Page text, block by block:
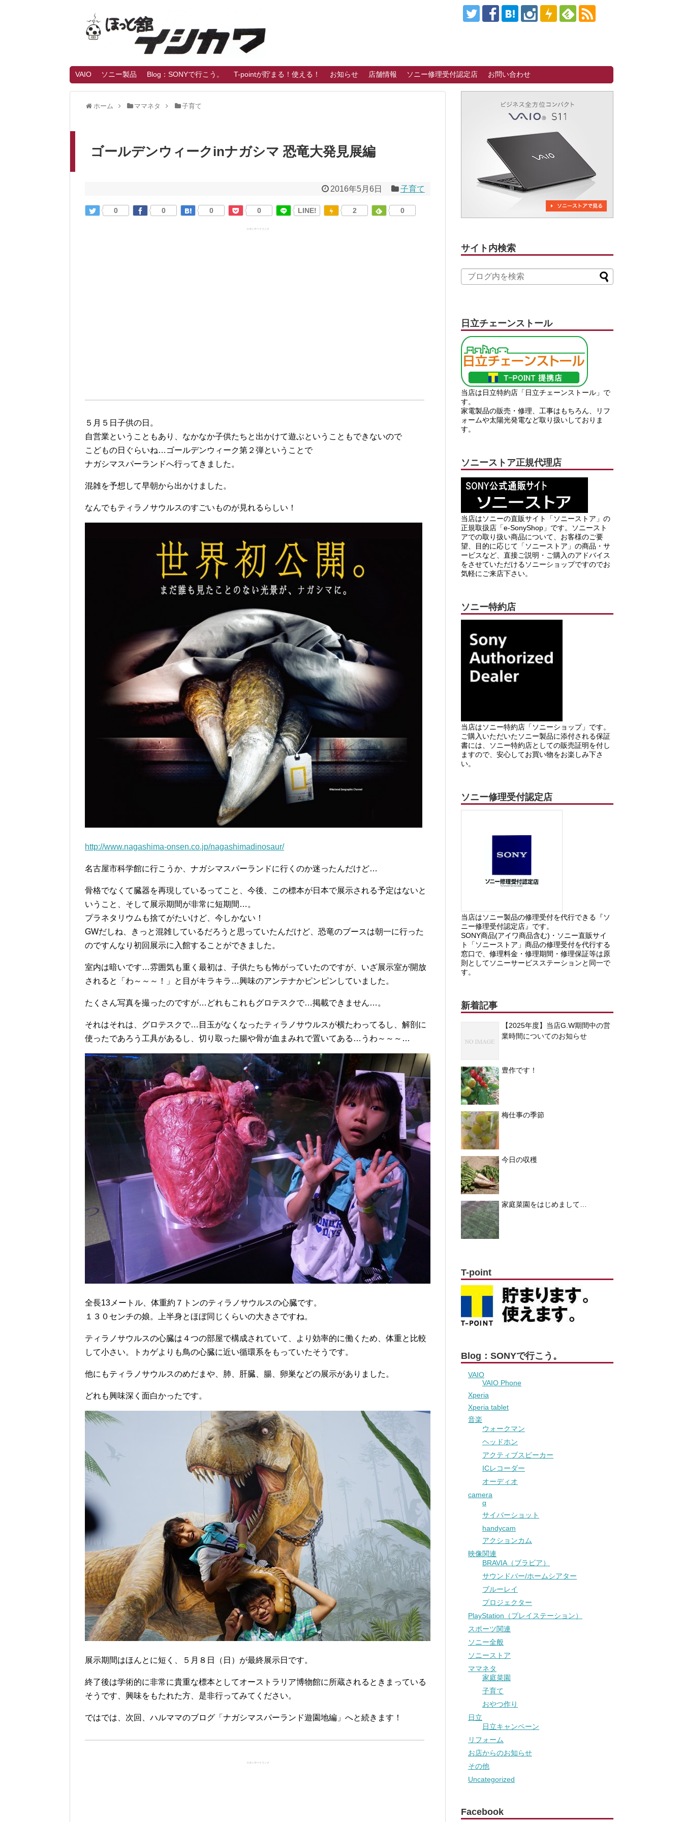
VAIO ソニー製品 Blog：SONYで行こう。 T-pointが貯まる！使える！ お知らせ 店舗情報 ソニー修理受付認定店 お問い合わせ
ホーム ママネタ 子育て
ゴールデンウィークinナガシマ 恐竜大発見展編
2016年5月6日 子育て
0 0 0 0 LINE! 2 0
スポンサードリンク
５月５日子供の日。
自営業ということもあり、なかなか子供たちと出かけて遊ぶということもできないので
こどもの日ぐらいね…ゴールデンウィーク第２弾ということで
ナガシマスパーランドへ行ってきました。
混雑を予想して早朝から出かけました。
なんでもティラノサウルスのすごいものが見れるらしい！
http://www.nagashima-onsen.co.jp/nagashimadinosaur/
名古屋市科学館に行こうか、ナガシマスパーランドに行くのか迷ったんだけど…
骨格でなくて臓器を再現しているってこと、今後、この標本が日本で展示される予定はないと
いうこと、そして展示期間が非常に短期間…。
プラネタリウムも捨てがたいけど、今しかない！
GWだしね、きっと混雑しているだろうと思っていたんだけど、恐竜のブースは朝一に行った
のですんなり初回展示に入館することができました。
室内は暗いです…雰囲気も重く最初は、子供たちも怖がっていたのですが、いざ展示室が開放
されると「わ～～～！」と目がキラキラ…興味のアンテナかピンピンしていました。
たくさん写真を撮ったのですが…どれもこれもグロテスクで…掲載できません…。
それはそれは、グロテスクで…目玉がなくなったティラノサウルスが横たわってるし、解剖に
使ったであろう工具があるし、切り取った腸や骨が血まみれで置いてある…うわ～～～…
全長13メートル、体重約７トンのティラノサウルスの心臓です。
１３０センチの娘。上半身とほぼ同じくらいの大きさですね。
ティラノサウルスの心臓は４つの部屋で構成されていて、より効率的に働くため、体重と比較
して小さい。トカゲよりも鳥の心臓に近い循環系をもっていたそうです。
他にもティラノサウルスのめだまや、肺、肝臓、腸、卵巣などの展示がありました。
どれも興味深く面白かったです。
展示期間はほんとに短く、５月８日（日）が最終展示日です。
終了後は学術的に非常に貴重な標本としてオーストラリア博物館に所蔵されるときまっている
そうです、興味をもたれた方、是非行ってみてください。
ではでは、次回、ハルママのブログ「ナガシマスパーランド遊園地編」へと続きます！
スポンサードリンク
サイト内検索
日立チェーンストール
当店は日立特約店「日立チェーンストール」で
す。
家電製品の販売・修理、工事はもちろん、リフ
ォームや太陽光発電など取り扱いしておりま
す。
ソニーストア正規代理店
当店はソニーの直販サイト「ソニーストア」の
正規取扱店「e-SonyShop」です。ソニースト
アでの取り扱い商品について、お客様のご要
望、目的に応じて「ソニーストア」の商品・サ
ービスなど、直接ご説明・ご購入のアドバイス
をさせていただけるソニーショップですのでお
気軽にご来店下さい。
ソニー特約店
当店はソニー特約店「ソニーショップ」です。
ご購入いただいたソニー製品に添付される保証
書には、ソニー特約店としての販売証明を付し
ますので、安心してお買い物をお楽しみ下さ
い。
ソニー修理受付認定店
当店はソニー製品の修理受付を代行できる『ソ
ニー修理受付認定店』です。
SONY商品(アイワ商品含む)・ソニー直販サイ
ト「ソニーストア」商品の修理受付を代行する
窓口で、修理料金・修理期間・修理保証等は原
則としてソニーサービスステーションと同一で
す。
新着記事
【2025年度】当店G.W期間中の営
業時間についてのお知らせ
豊作です！
梅仕事の季節
今日の収穫
家庭菜園をはじめまして…
T-point
Blog：SONYで行こう。
VAIO
VAIO Phone
Xperia
Xperia tablet
音楽
ウォークマン
ヘッドホン
アクティブスピーカー
ICレコーダー
オーディオ
camera
α
サイバーショット
handycam
アクションカム
映像関連
BRAVIA（ブラビア）
サウンドバー/ホームシアター
ブルーレイ
プロジェクター
PlayStation（プレイステーション）
スポーツ関連
ソニー全般
ソニーストア
ママネタ
家庭菜園
子育て
おやつ作り
日立
日立キャンペーン
リフォーム
お店からのお知らせ
その他
Uncategorized
Facebook